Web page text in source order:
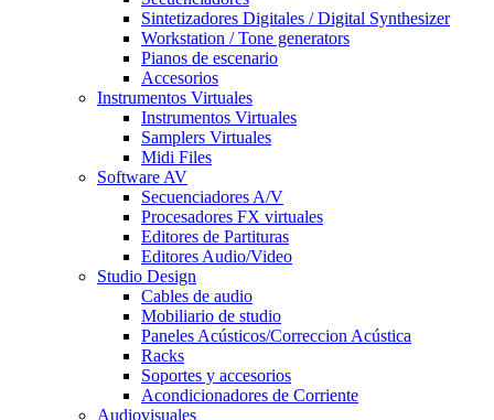
Sintetizadores Digitales / Digital Synthesizer
Workstation / Tone generators
Pianos de escenario
Accesorios
Instrumentos Virtuales
Instrumentos Virtuales
Samplers Virtuales
Midi Files
Software AV
Secuenciadores A/V
Procesadores FX virtuales
Editores de Partituras
Editores Audio/Video
Studio Design
Cables de audio
Mobiliario de studio
Paneles Acústicos/Correccion Acústica
Racks
Soportes y accesorios
Acondicionadores de Corriente
Audiovisuales